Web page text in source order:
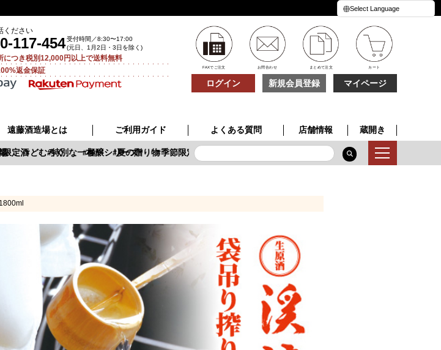
ください
117-454受付時間／8:30〜17:00
(元日、1月2日・3日を除く)
につき税別12,000円以上で送料無料
返金保証
FAXでご注文 お問合わせ まとめて注文 カート
ログイン 新規会員登録 マイページ
遠藤酒造場とは ご利用ガイド よくある質問 店舗情報 蔵開き
定酒 特別な一本 夏の贈り物
どむろく 極醸シリーズ 季節限定酒